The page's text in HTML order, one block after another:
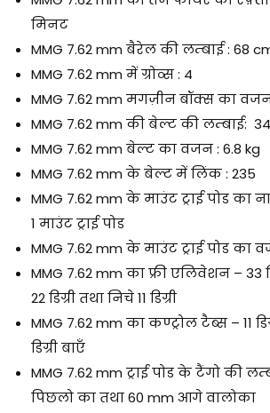
मिनट
MMG 7.62 mm बैरेल की लम्बाई : 68
MMG 7.62 mm में ग्रोव्स : 4
MMG 7.62 mm मगज़ीन बॉक्स का
MMG 7.62 mm की बेल्ट की लम्बाई:
MMG 7.62 mm बेल्ट का वजन : 6.8 kg
MMG 7.62 mm के बेल्ट में लिंक : 235
MMG 7.62 mm के माउंट ट्राई पोड का
1 माउंट ट्राई पोड
MMG 7.62 mm के माउंट ट्राई पोड का
MMG 7.62 mm का फ्री एलिवेशन – 33
22 डिग्री तथा निचे 11 डिग्री
MMG 7.62 mm का कण्ट्रोल टैब्स – 11
डिग्री बाएँ
MMG 7.62 mm ट्राई पोड के टैंगो की
पिछलो का तथा 60 mm आगे वालोका